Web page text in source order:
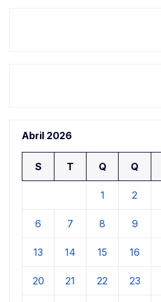
Abril 2026
S T Q Q
1 2
6 7 8 9
13 14 15 16
20 21 22 23